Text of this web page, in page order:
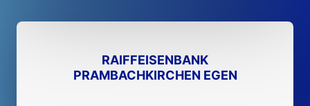
RAIFFEISENBANK
PRAMBACHKIRCHEN EGEN